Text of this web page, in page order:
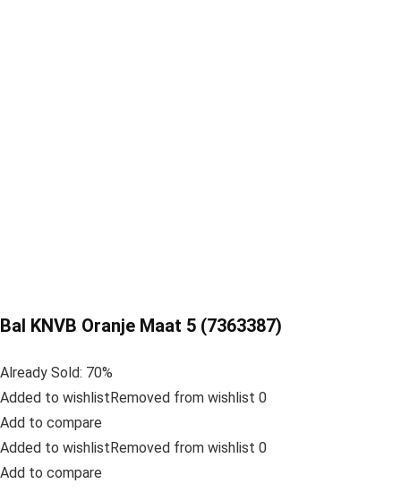
Bal KNVB Oranje Maat 5 (7363387)
Already Sold: 70%
Added to wishlistRemoved from wishlist 0
Add to compare
Added to wishlistRemoved from wishlist 0
Add to compare